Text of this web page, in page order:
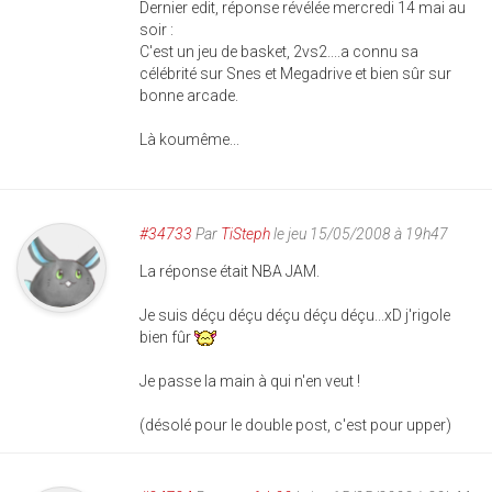
Dernier edit, réponse révélée mercredi 14 mai au
soir :
C'est un jeu de basket, 2vs2....a connu sa
célébrité sur Snes et Megadrive et bien sûr sur
bonne arcade.
Là koumême...
#34733 Par TiStephle jeu 15/05/2008 à 19h47
La réponse était NBA JAM.
Je suis déçu déçu déçu déçu déçu...xD j'rigole
bien fûr
Je passe la main à qui n'en veut !
(désolé pour le double post, c'est pour upper)